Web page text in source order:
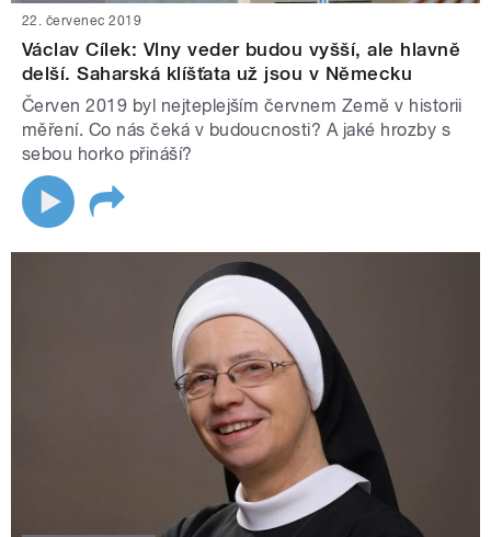
22. červenec 2019
Václav Cílek: Vlny veder budou vyšší, ale hlavně
delší. Saharská klíšťata už jsou v Německu
Červen 2019 byl nejteplejším červnem Země v historii
měření. Co nás čeká v budoucnosti? A jaké hrozby s
sebou horko přináší?